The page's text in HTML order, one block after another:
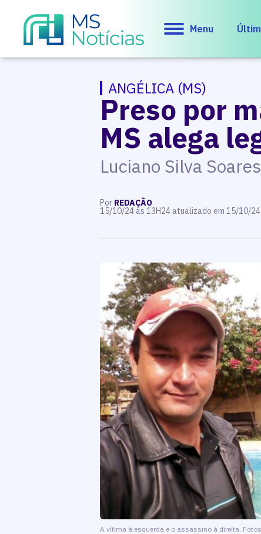
Menu
ANGÉLICA (MS)
Preso por
MS alega
Luciano Silva
Por REDAÇÃO
15/10/24 às 13H24 atualizado em 15/10/24
A vítima à esquerda e o assassino à direita.